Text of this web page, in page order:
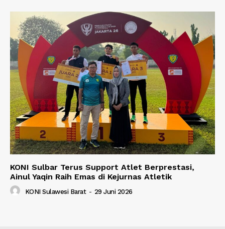
KONI Sulbar Terus Support Atlet Berprestasi,
Ainul Yaqin Raih Emas di Kejurnas Atletik
KONI Sulawesi Barat - 29 Juni 2026